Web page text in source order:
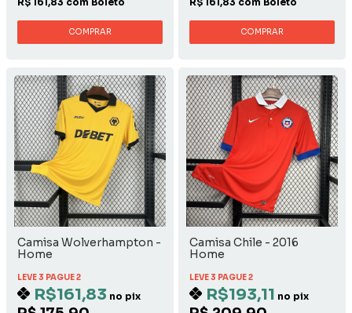
COMPRAR COMPRAR
Camisa Wolverhampton -
Home
LEVE 3 PAGUE 2
R$161,83 no pix
Camisa Chile - 2016
Home
LEVE 3 PAGUE 2
R$193,11 no pix